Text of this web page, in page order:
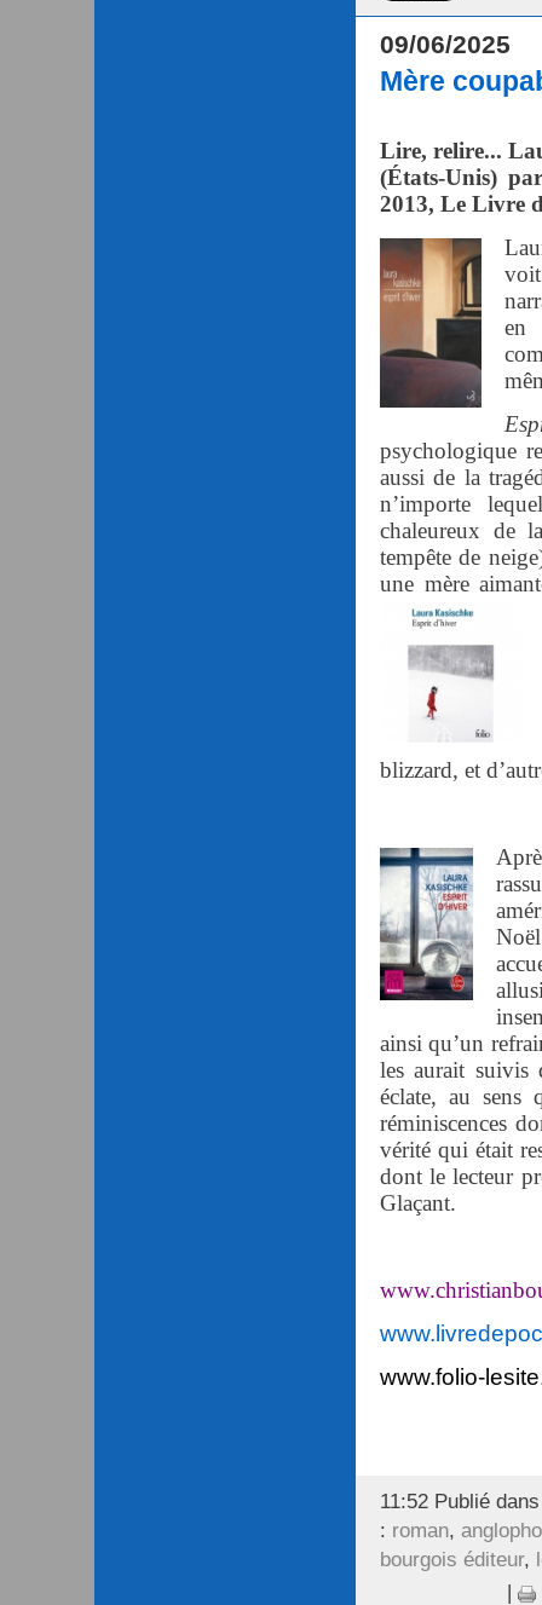
09/06/2025
Mère
Lire, relire...
(États-Unis)
2013, Le Livre
en
psychologique
aussi de la
n’importe
chaleureux de
tempête de
une mère
blizzard, et
ainsi qu’un
les aurait suivis
éclate, au sens
réminiscences
vérité qui était
dont le lecteur
Glaçant.
www.folio-
11:52 Publié
: roman,
bourgois éditeur,
|